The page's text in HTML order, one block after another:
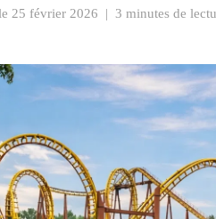
25 février 2026 | 3 minutes de